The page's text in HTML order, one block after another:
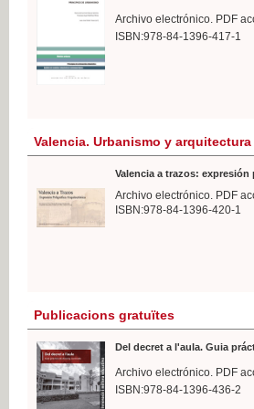
Archivo electrónico. PDF
ISBN:978-84-1396-417-1
Valencia. Urbanismo y arquitectura
Valencia a trazos:
Archivo electrónico. PDF
ISBN:978-84-1396-420-1
Publicacions gratuïtes
Del decret a l'aula. Guia
Archivo electrónico. PDF
ISBN:978-84-1396-436-2